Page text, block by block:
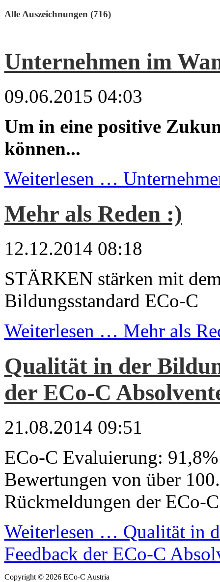
Alle Auszeichnungen (716)
Unternehmen im
09.06.2015 04:03
Um in eine positive
können...
Weiterlesen …
Mehr als Reden :)
12.12.2014 08:18
STÄRKEN stärken mit
Bildungsstandard ECo-C
Weiterlesen … Mehr als
Qualität in der
der ECo-C
21.08.2014 09:51
ECo-C Evaluierung:
Bewertungen von über
Rückmeldungen der ECo-
Weiterlesen … Qualität in
Feedback der ECo-C
Copyright © 2026 ECo-C Austria